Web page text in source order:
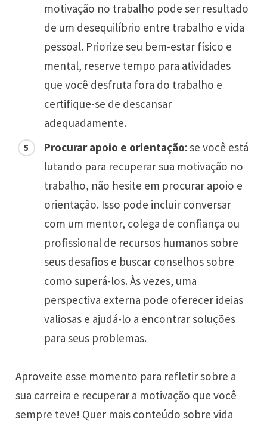
motivação no trabalho pode ser resultado
de um desequilíbrio entre trabalho e vida
pessoal. Priorize seu bem-estar físico e
mental, reserve tempo para atividades
que você desfruta fora do trabalho e
certifique-se de descansar
adequadamente.
Procurar apoio e orientação: se você está
lutando para recuperar sua motivação no
trabalho, não hesite em procurar apoio e
orientação. Isso pode incluir conversar
com um mentor, colega de confiança ou
profissional de recursos humanos sobre
seus desafios e buscar conselhos sobre
como superá-los. Às vezes, uma
perspectiva externa pode oferecer ideias
valiosas e ajudá-lo a encontrar soluções
para seus problemas.
Aproveite esse momento para refletir sobre a
sua carreira e recuperar a motivação que você
sempre teve! Quer mais conteúdo sobre vida